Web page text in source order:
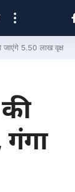
जाएंगे 5.50 लाख वृक्ष
गंगा